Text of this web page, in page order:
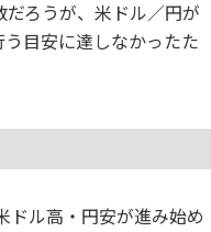
ろうが、米ドル／円が
目安に達しなかったた
ドル高・円安が進み始め